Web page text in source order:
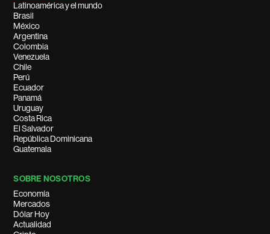
Latinoamérica y el mundo
Brasil
México
Argentina
Colombia
Venezuela
Chile
Perú
Ecuador
Panamá
Uruguay
Costa Rica
El Salvador
República Dominicana
Guatemala
SOBRE NOSOTROS
Economía
Mercados
Dólar Hoy
Actualidad